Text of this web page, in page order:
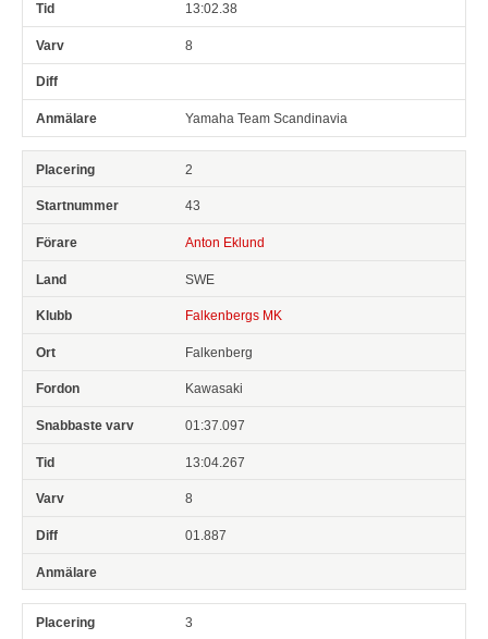
13:02.38
8
Yamaha Team Scandinavia
2
43
Anton Eklund
SWE
Falkenbergs MK
Falkenberg
Kawasaki
01:37.097
13:04.267
8
01.887
3